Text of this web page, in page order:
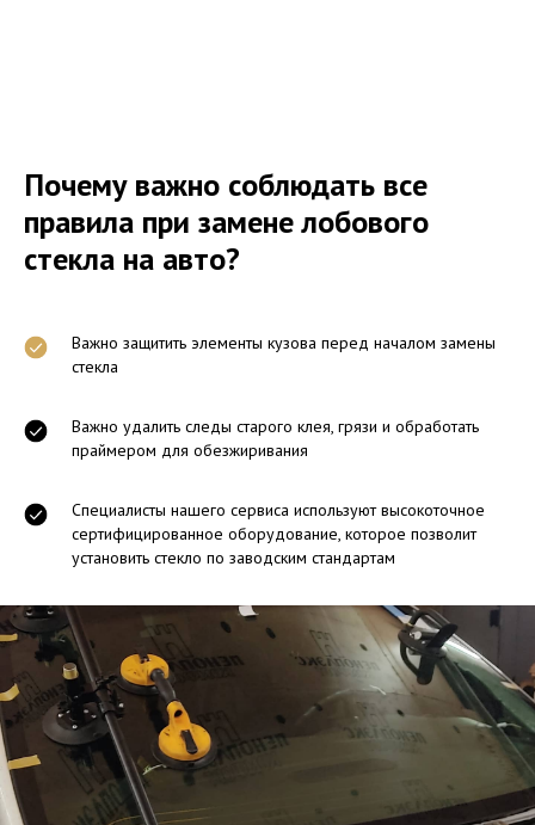
Почему важно соблюдать все
правила при замене лобового
стекла на авто?
Важно защитить элементы кузова перед началом замены
стекла
Важно удалить следы старого клея, грязи и обработать
праймером для обезжиривания
Специалисты нашего сервиса используют высокоточное
сертифицированное оборудование, которое позволит
установить стекло по заводским стандартам